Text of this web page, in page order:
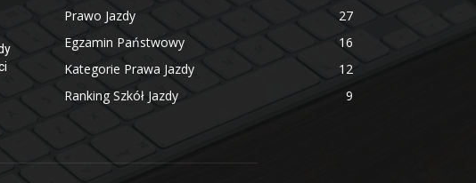
Prawo Jazdy
27
Egzamin Państwowy
16
Kategorie Prawa Jazdy
12
Ranking Szkół Jazdy
9